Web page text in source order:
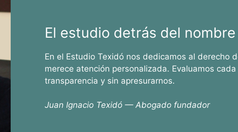
El estudio detrás del nombre
En el Estudio Texidó nos dedicamos al derecho
merece atención personalizada. Evaluamos
transparencia y sin apresurarnos.
Juan Ignacio Texidó — Abogado fundador